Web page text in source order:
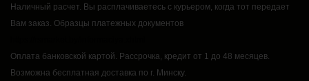
Наличный расчет. Вы расплачиваетесь с курьером, когда тот передает
Вам заказ. Образцы платежных документов
Оплата банковской картой. Рассрочка, кредит от 1 до 48 месяцев.
Возможна бесплатная доставка по г. Минску.